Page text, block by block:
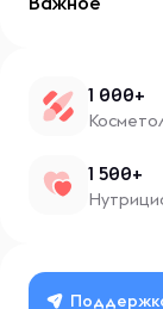
1 000+
1 500+